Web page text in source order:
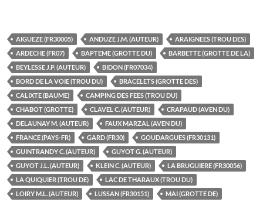
AIGUEZE (FR30005) ANDUZE J.M. (AUTEUR)
ARAIGNEES (TROU DES)
ARDECHE (FR07)
BAPTEME (GROTTE DU)
BARBETTE (GROTTE DE LA)
BEYLESSE J.P. (AUTEUR)
BIDON (FR07034)
BORD DE LA VOIE (TROU DU)
BRACELETS (GROTTE DES)
CALIXTE (BAUME)
CAMPING DES FEES (TROU DU)
CHABOT (GROTTE)
CLAVEL C. (AUTEUR)
CRAPAUD (AVEN DU)
DELAUNAY M. (AUTEUR)
FAUX MARZAL (AVEN DU)
FRANCE (PAYS-FR)
GARD (FR30)
GOUDARGUES (FR30131)
GUINTRANDY C. (AUTEUR)
GUYOT G. (AUTEUR)
GUYOT J.L. (AUTEUR)
KLEIN C. (AUTEUR)
LA BRUGUIERE (FR30056)
LA QUIQUIER (TROU DE)
LAC DE THARAUX (TROU DU)
LOIRY M.L. (AUTEUR)
LUSSAN (FR30151)
MAI (GROTTE DE)